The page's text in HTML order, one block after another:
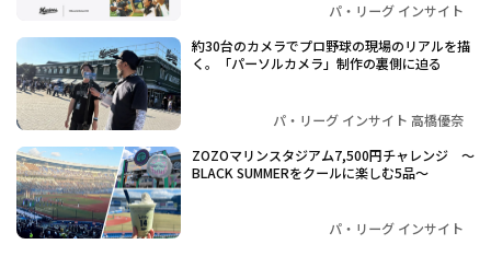
パ・リーグ インサイト
約30台のカメラでプロ野球の現場のリアルを描
く。「パーソルカメラ」制作の裏側に迫る
パ・リーグ インサイト 高橋優奈
ZOZOマリンスタジアム7,500円チャレンジ 〜
BLACK SUMMERをクールに楽しむ5品～
パ・リーグ インサイト